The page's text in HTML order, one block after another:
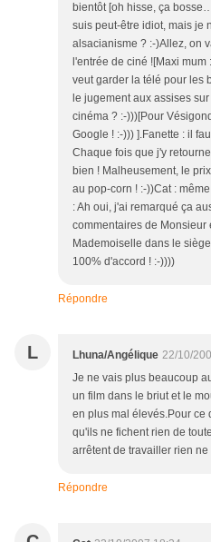
bientôt [oh hisse, ça
suis peut-être idiot, mais je
alsacianisme ? :-)Allez, on
l'entrée de ciné ![Maxi
veut garder la télé pour les
le jugement aux assises
cinéma ? :-)))[Pour
Google ! :-))) ].Fanette : il
Chaque fois que j'y
bien ! Malheusement, le
au pop-corn ! :-))Cat :
: Ah oui, j'ai remarqué ça
commentaires de Monsieur
Mademoiselle dans le
100% d'accord ! :-))))
Répondre
L Lhuna/Angélique 22/10/
Je ne vais plus beaucoup
un film dans le briut et le
en plus mal élevés.Pour ce
qu'ils ne fichent rien de
arrêtent de travailler rien
Répondre